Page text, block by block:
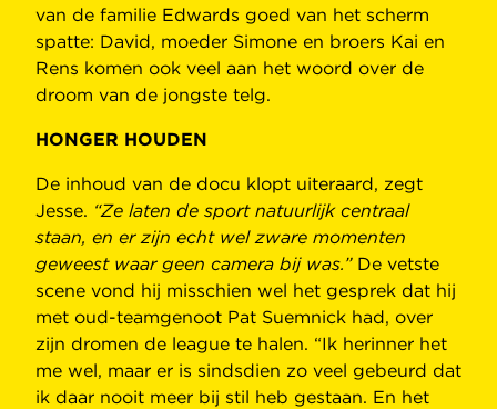
van de familie Edwards goed van het scherm
spatte: David, moeder Simone en broers Kai en
Rens komen ook veel aan het woord over de
droom van de jongste telg.
HONGER HOUDEN
De inhoud van de docu klopt uiteraard, zegt
Jesse. “Ze laten de sport natuurlijk centraal
staan, en er zijn echt wel zware momenten
geweest waar geen camera bij was.”De vetste
scene vond hij misschien wel het gesprek dat hij
met oud-teamgenoot Pat Suemnick had, over
zijn dromen de league te halen. “Ik herinner het
me wel, maar er is sindsdien zo veel gebeurd dat
ik daar nooit meer bij stil heb gestaan. En het